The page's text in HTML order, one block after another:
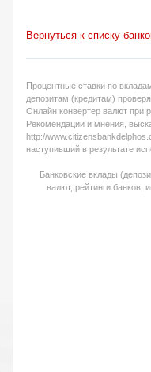
Вернуться к списку
Процентные ставки по
депозитам (кредитам)
Онлайн конвертер валют при
Рекомендации и мнения,
http://
наступивший в результате
Банковские вклады
валют, рейтинги банков,